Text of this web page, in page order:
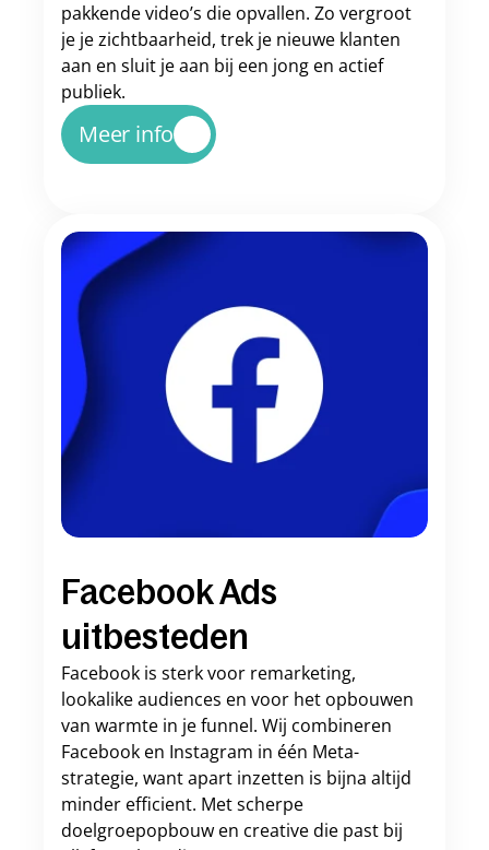
pakkende video’s die opvallen. Zo vergroot
je je zichtbaarheid, trek je nieuwe klanten
aan en sluit je aan bij een jong en actief
publiek.
Meer info
Facebook Ads
uitbesteden
Facebook is sterk voor remarketing,
lookalike audiences en voor het opbouwen
van warmte in je funnel. Wij combineren
Facebook en Instagram in één Meta-
strategie, want apart inzetten is bijna altijd
minder efficient. Met scherpe
doelgroepopbouw en creative die past bij